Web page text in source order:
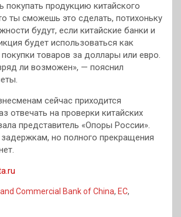
покупать продукцию китайского
ты сможешь это сделать, потихоньку
будут, если китайские банки и
будет использоваться как
товаров за доллары или евро.
ли возможен», — пояснил
сейчас приходится
отвечать на проверки китайских
представитель «Опоры России».
но полного прекращения
Commercial Bank of China, ЕС,